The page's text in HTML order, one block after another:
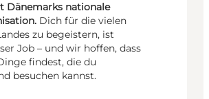
Dänemarks nationale
Dich für die vielen
zu begeistern, ist
Job – und wir hoffen, dass
findest, die du
besuchen kannst.